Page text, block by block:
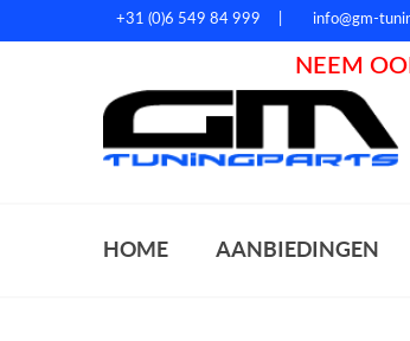
+31 (0)6 549 84 999 info@gm-
NEEM
HOME AANBIEDINGEN